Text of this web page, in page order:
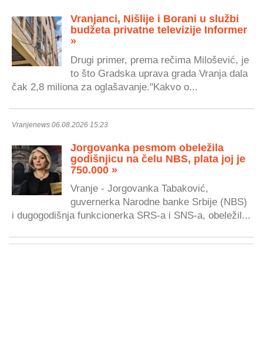
Vranjanci, Nišlije i Borani u službi
budžeta privatne televizije Informer
»
Drugi primer, prema rečima Milošević, je
to što Gradska uprava grada Vranja dala
čak 2,8 miliona za oglašavanje."Kakvo o...
Vranjenews 06.08.2026 15:23
Jorgovanka pesmom obeležila
godišnjicu na čelu NBS, plata joj je
750.000 »
Vranje - Jorgovanka Tabaković,
guvernerka Narodne banke Srbije (NBS)
i dugogodišnja funkcionerka SRS-a i SNS-a, obeležil...